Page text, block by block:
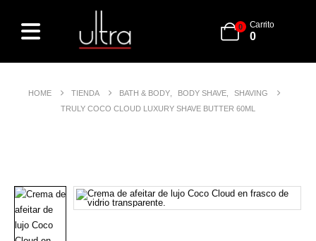
0 Carrito
0
HOME TIENDA BATH & BODY BODY SHAVE
SHAVING
TRULY COCO CLOUD LUXURY SHAVE BUTTER 60ML